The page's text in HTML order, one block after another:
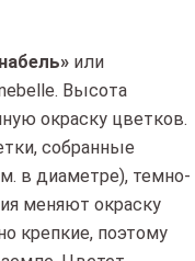
или
Высота
окраску цветков.
собранные
в диаметре), темно-
меняют окраску
крепкие, поэтому